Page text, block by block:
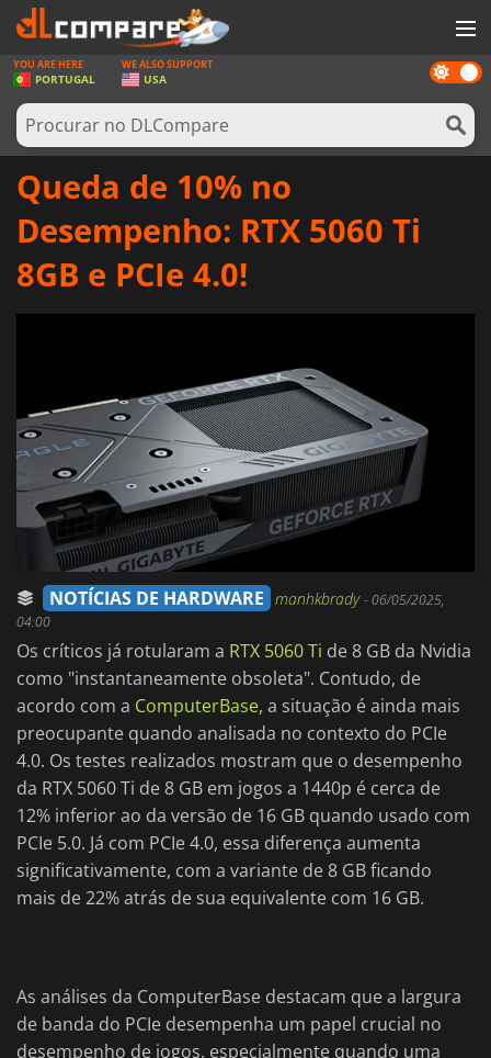
JOGOS
GAME CARDS
SOFTWARE
REWARDS
Dark
mode
YOU ARE HERE
PORTUGAL
WE ALSO SUPPORT
USA
Queda de 10% no
Desempenho: RTX 5060 Ti
8GB e PCIe 4.0!
NOTÍCIAS DE HARDWARE manhkbrady-06/05/2025,
04:00
Os críticos já rotularam a RTX 5060 Ti de 8 GB da Nvidia
como "instantaneamente obsoleta". Contudo, de
acordo com a ComputerBase, a situação é ainda mais
preocupante quando analisada no contexto do PCIe
4.0. Os testes realizados mostram que o desempenho
da RTX 5060 Ti de 8 GB em jogos a 1440p é cerca de
12% inferior ao da versão de 16 GB quando usado com
PCIe 5.0. Já com PCIe 4.0, essa diferença aumenta
significativamente, com a variante de 8 GB ficando
mais de 22% atrás de sua equivalente com 16 GB.
As análises da ComputerBase destacam que a largura
de banda do PCIe desempenha um papel crucial no
desempenho de jogos, especialmente quando uma